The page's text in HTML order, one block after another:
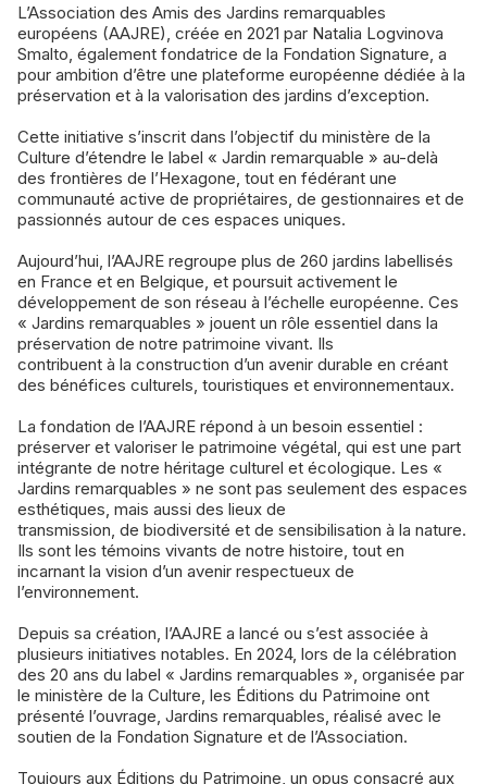
L’Association des Amis des Jardins remarquables
européens (AAJRE), créée en 2021 par Natalia Logvinova
Smalto, également fondatrice de la Fondation Signature, a
pour ambition d’être une plateforme européenne dédiée à la
préservation et à la valorisation des jardins d’exception.
Cette initiative s’inscrit dans l’objectif du ministère de la
Culture d’étendre le label « Jardin remarquable » au-delà
des frontières de l’Hexagone, tout en fédérant une
communauté active de propriétaires, de gestionnaires et de
passionnés autour de ces espaces uniques.
Aujourd’hui, l’AAJRE regroupe plus de 260 jardins labellisés
en France et en Belgique, et poursuit activement le
développement de son réseau à l’échelle européenne. Ces
« Jardins remarquables » jouent un rôle essentiel dans la
préservation de notre patrimoine vivant. Ils
contribuent à la construction d’un avenir durable en créant
des bénéfices culturels, touristiques et environnementaux.
La fondation de l’AAJRE répond à un besoin essentiel :
préserver et valoriser le patrimoine végétal, qui est une part
intégrante de notre héritage culturel et écologique. Les «
Jardins remarquables » ne sont pas seulement des espaces
esthétiques, mais aussi des lieux de
transmission, de biodiversité et de sensibilisation à la nature.
Ils sont les témoins vivants de notre histoire, tout en
incarnant la vision d’un avenir respectueux de
l’environnement.
Depuis sa création, l’AAJRE a lancé ou s’est associée à
plusieurs initiatives notables. En 2024, lors de la célébration
des 20 ans du label « Jardins remarquables », organisée par
le ministère de la Culture, les Éditions du Patrimoine ont
présenté l’ouvrage, Jardins remarquables, réalisé avec le
soutien de la Fondation Signature et de l’Association.
Toujours aux Éditions du Patrimoine, un opus consacré aux